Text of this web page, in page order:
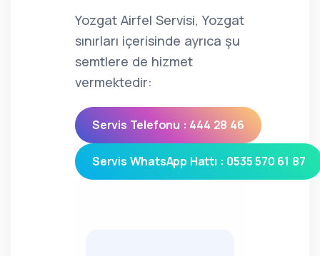
Yozgat Airfel Servisi, Yozgat
sınırları içerisinde ayrıca şu
semtlere de hizmet
vermektedir:
Servis Telefonu : 444 28 46
Servis WhatsApp Hattı : 0535 570 61 87